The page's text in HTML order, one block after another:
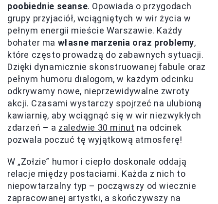
poobiednie seanse. Opowiada o przygodach
grupy przyjaciół, wciągniętych w wir życia w
pełnym energii mieście Warszawie. Każdy
bohater ma własne marzenia oraz problemy,
które często prowadzą do zabawnych sytuacji.
Dzięki dynamicznie skonstruowanej fabule oraz
pełnym humoru dialogom, w każdym odcinku
odkrywamy nowe, nieprzewidywalne zwroty
akcji. Czasami wystarczy spojrzeć na ulubioną
kawiarnię, aby wciągnąć się w wir niezwykłych
zdarzeń – a zaledwie 30 minut na odcinek
pozwala poczuć tę wyjątkową atmosferę!
W „Zołzie” humor i ciepło doskonale oddają
relacje między postaciami. Każda z nich to
niepowtarzalny typ – począwszy od wiecznie
zapracowanej artystki, a skończywszy na